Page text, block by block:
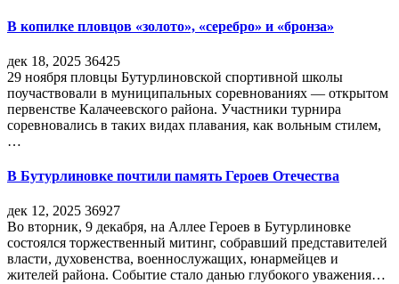
В копилке пловцов «золото», «серебро» и «бронза»
дек 18, 2025 36425
29 ноября пловцы Бутурлиновской спортивной школы
поучаствовали в муниципальных соревнованиях — открытом
первенстве Калачеевского района. Участники турнира
соревновались в таких видах плавания, как вольным стилем,
…
В Бутурлиновке почтили память Героев Отечества
дек 12, 2025 36927
Во вторник, 9 декабря, на Аллее Героев в Бутурлиновке
состоялся торжественный митинг, собравший представителей
власти, духовенства, военнослужащих, юнармейцев и
жителей района. Событие стало данью глубокого уважения…